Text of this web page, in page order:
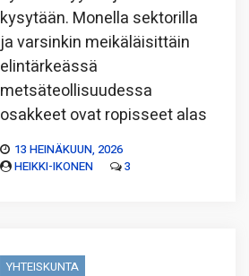
kysytään. Monella sektorilla
ja varsinkin meikäläisittäin
elintärkeässä
metsäteollisuudessa
osakkeet ovat ropisseet alas
13 HEINÄKUUN, 2026
HEIKKI-IKONEN
3
YHTEISKUNTA